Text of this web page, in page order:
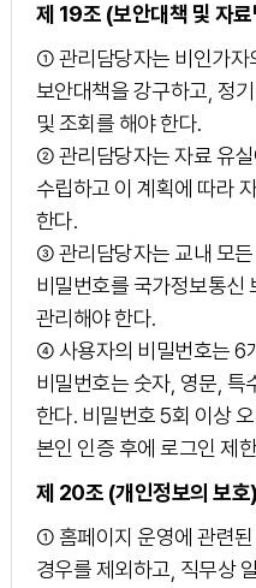
제 19조 (보안대책 및 자
① 관리담당자는 비인가자
보안대책을 강구하고, 정
및 조회를 해야 한다.
② 관리담당자는 자료 유
수립하고 이 계획에 따라
한다.
③ 관리담당자는 교내 모
비밀번호를 국가정보통신
관리해야 한다.
④ 사용자의 비밀번호는 6
비밀번호는 숫자, 영문, 특
한다. 비밀번호 5회 이상
본인 인증 후에 로그인 제
제 20조 (개인정보의 보호)
① 홈페이지 운영에 관련
경우를 제외하고, 직무상